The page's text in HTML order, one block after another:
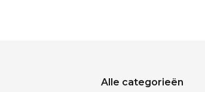
Alle categorieën